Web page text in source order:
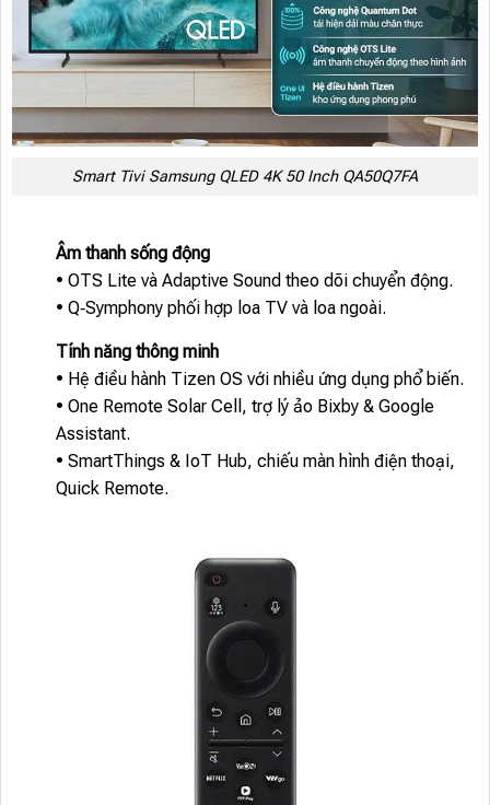
Smart Tivi Samsung QLED 4K 50 Inch QA50Q7FA
Âm thanh sống động
• OTS Lite và Adaptive Sound theo dõi chuyển động.
• Q‑Symphony phối hợp loa TV và loa ngoài.
Tính năng thông minh
• Hệ điều hành Tizen OS với nhiều ứng dụng phổ biến.
• One Remote Solar Cell, trợ lý ảo Bixby & Google
Assistant.
• SmartThings & IoT Hub, chiếu màn hình điện thoại,
Quick Remote.